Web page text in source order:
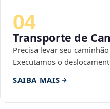
04
Transporte de
Precisa levar seu
Executamos o
SAIBA MAIS